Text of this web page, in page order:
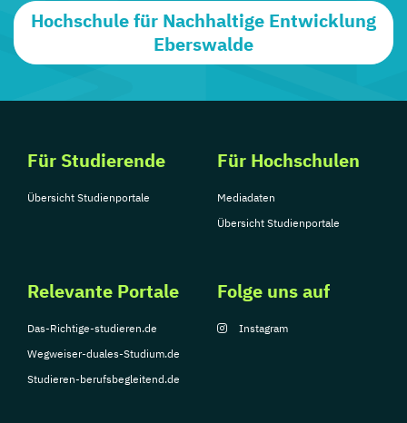
Hochschule für Nachhaltige Entwicklung
Eberswalde
Für Studierende
Übersicht Studienportale
Für Hochschulen
Mediadaten
Übersicht Studienportale
Relevante Portale
Das-Richtige-studieren.de
Wegweiser-duales-Studium.de
Studieren-berufsbegleitend.de
Folge uns auf
Instagram